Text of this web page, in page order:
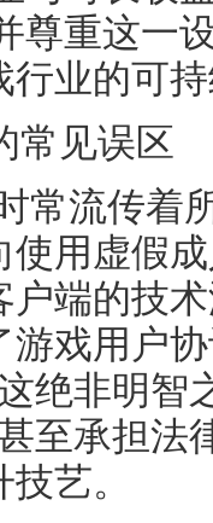
尊重这一
行业的可
常见误区
常流传着
使用虚假
端的技
游戏用户
绝非明智
至承担法
艺。